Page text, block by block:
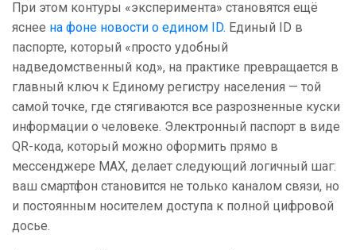
При этом контуры «эксперимента» становятся ещё
яснее на фоне новости о едином ID. Единый ID в
паспорте, который «просто удобный
надведомственный код», на практике превращается в
главный ключ к Единому регистру населения — той
самой точке, где стягиваются все разрозненные куски
информации о человеке. Электронный паспорт в виде
QR-кода, который можно оформить прямо в
мессенджере MAX, делает следующий логичный шаг:
ваш смартфон становится не только каналом связи, но
и постоянным носителем доступа к полной цифровой
досье.